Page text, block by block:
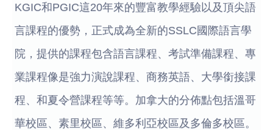
KGIC和PGIC這20年來的豐富教學經驗以及頂尖語
言課程的優勢，正式成為全新的SSLC國際語言學
院，提供的課程包含語言課程、考試準備課程、專
業課程像是強力演說課程、商務英語、大學銜接課
程、和夏令營課程等等。加拿大的分佈點包括溫哥
華校區、素里校區、維多利亞校區及多倫多校區。